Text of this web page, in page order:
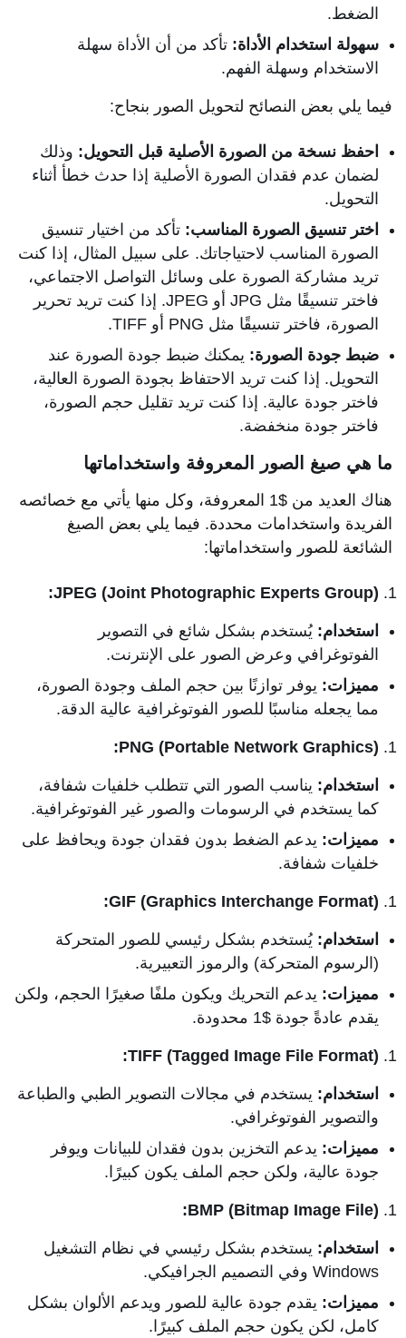
الضغط.
سهولة استخدام الأداة: تأكد من أن الأداة سهلة
الاستخدام وسهلة الفهم.
فيما يلي بعض النصائح لتحويل الصور بنجاح:
احفظ نسخة من الصورة الأصلية قبل التحويل: وذلك
لضمان عدم فقدان الصورة الأصلية إذا حدث خطأ أثناء
التحويل.
اختر تنسيق الصورة المناسب: تأكد من اختيار تنسيق
الصورة المناسب لاحتياجاتك. على سبيل المثال، إذا كنت
تريد مشاركة الصورة على وسائل التواصل الاجتماعي،
فاختر تنسيقًا مثل JPG أو JPEG. إذا كنت تريد تحرير
الصورة، فاختر تنسيقًا مثل PNG أو TIFF.
ضبط جودة الصورة: يمكنك ضبط جودة الصورة عند
التحويل. إذا كنت تريد الاحتفاظ بجودة الصورة العالية،
فاختر جودة عالية. إذا كنت تريد تقليل حجم الصورة،
فاختر جودة منخفضة.
ما هي صيغ الصور المعروفة واستخداماتها
هناك العديد من $1 المعروفة، وكل منها يأتي مع خصائصه
الفريدة واستخدامات محددة. فيما يلي بعض الصيغ
الشائعة للصور واستخداماتها:
JPEG (Joint Photographic Experts Group):
استخدام: يُستخدم بشكل شائع في التصوير
الفوتوغرافي وعرض الصور على الإنترنت.
مميزات: يوفر توازنًا بين حجم الملف وجودة الصورة،
مما يجعله مناسبًا للصور الفوتوغرافية عالية الدقة.
PNG (Portable Network Graphics):
استخدام: يناسب الصور التي تتطلب خلفيات شفافة،
كما يستخدم في الرسومات والصور غير الفوتوغرافية.
مميزات: يدعم الضغط بدون فقدان جودة ويحافظ على
خلفيات شفافة.
GIF (Graphics Interchange Format):
استخدام: يُستخدم بشكل رئيسي للصور المتحركة
(الرسوم المتحركة) والرموز التعبيرية.
مميزات: يدعم التحريك ويكون ملفًا صغيرًا الحجم، ولكن
يقدم عادةً جودة $1 محدودة.
TIFF (Tagged Image File Format):
استخدام: يستخدم في مجالات التصوير الطبي والطباعة
والتصوير الفوتوغرافي.
مميزات: يدعم التخزين بدون فقدان للبيانات ويوفر
جودة عالية، ولكن حجم الملف يكون كبيرًا.
BMP (Bitmap Image File):
استخدام: يستخدم بشكل رئيسي في نظام التشغيل
Windows وفي التصميم الجرافيكي.
مميزات: يقدم جودة عالية للصور ويدعم الألوان بشكل
كامل، لكن يكون حجم الملف كبيرًا.